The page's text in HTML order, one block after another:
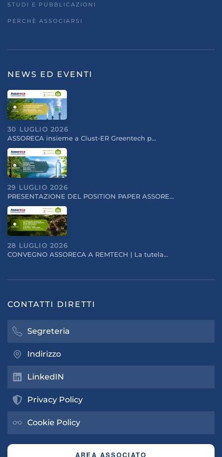
STUDI E PUBBLICAZIONI
PERCHÈ ASSOCIARSI
NEWS ED EVENTI
30 LUGLIO 2026
ASSORECA insieme a Clust-ER Greentech p…
29 LUGLIO 2026
PRESENTAZIONE DEL POSITION PAPER ASSORE…
28 LUGLIO 2026
CONVEGNO ASSORECA A REMTECH | La tutela…
CONTATTI DIRETTI
Segreteria
Indirizzo
LinkedIN
Privacy Policy
Cookie Policy
AREA ASSOCIATO